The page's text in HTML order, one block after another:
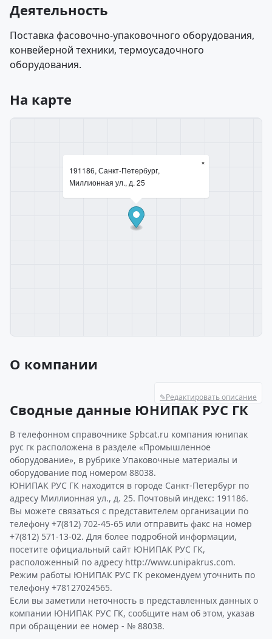
Деятельность
Поставка фасовочно-упаковочного оборудования,
конвейерной техники, термоусадочного
оборудования.
На карте
191186, Санкт-Петербург,
Миллионная ул., д. 25
×
О компании
✎Редактировать описание
Сводные данные ЮНИПАК РУС ГК
В телефонном справочнике Spbcat.ru компания юнипак
рус гк расположена в разделе «Промышленное
оборудование», в рубрике Упаковочные материалы и
оборудование под номером 88038.
ЮНИПАК РУС ГК находится в городе Санкт-Петербург по
адресу Миллионная ул., д. 25. Почтовый индекс: 191186.
Вы можете связаться с представителем организации по
телефону +7(812) 702-45-65 или отправить факс на номер
+7(812) 571-13-02. Для более подробной информации,
посетите официальный сайт ЮНИПАК РУС ГК,
расположенный по адресу http://www.unipakrus.com.
Режим работы ЮНИПАК РУС ГК рекомендуем уточнить по
телефону +78127024565.
Если вы заметили неточность в представленных данных о
компании ЮНИПАК РУС ГК, сообщите нам об этом, указав
при обращении ее номер - № 88038.